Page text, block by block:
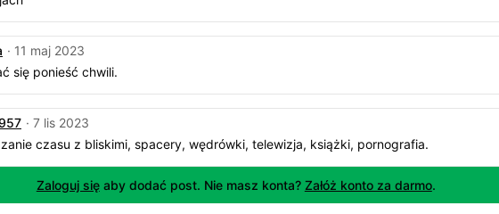
· 11 maj 2023
się ponieść chwili.
· 7 lis 2023
czasu z bliskimi, spacery, wędrówki, telewizja, książki, pornografia.
Zaloguj sięaby dodać post. Nie masz konta? Załóż konto za darmo.